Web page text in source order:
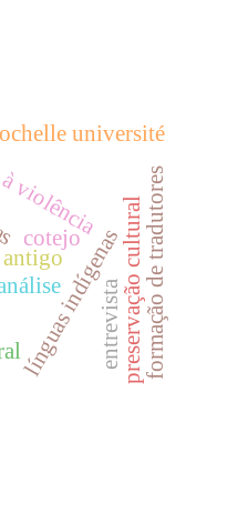
línguas indígenaspreservação cultural
cotejo formação de tradutores
université
entrevista